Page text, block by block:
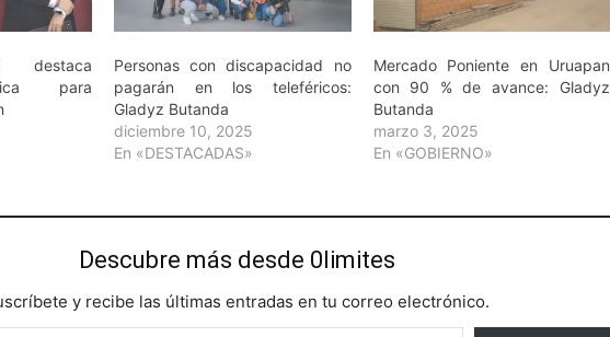
destaca
para
Personas con discapacidad no
pagarán en los teleféricos:
Gladyz Butanda
diciembre 10, 2025
En «DESTACADAS»
Mercado Poniente en Uruapan
con 90 % de avance: Gladyz
Butanda
marzo 3, 2025
En «GOBIERNO»
Descubre más desde 0limites
y recibe las últimas entradas en tu correo electrónico.